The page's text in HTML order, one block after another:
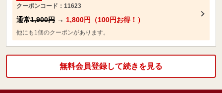
クーポンコード：11623
通常1,900円 → 1,800円（100円お得！）
他にも1個のクーポンがあります。
無料会員登録して続きを見る